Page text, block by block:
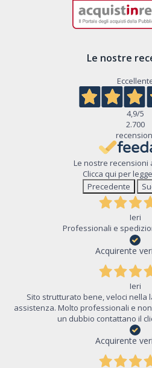
Le nostre
4,9/5
2.700
Le nostre recensioni
Clicca qui per
Precedente
Ieri
Professionali e
Acquirente
Ieri
Sito strutturato bene, veloci nella
assistenza. Molto professionali e
un dubbio contattano il
Acquirente